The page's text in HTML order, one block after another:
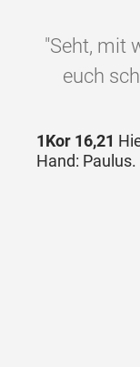
"Seht, mit
euch
1Kor 16,21
Hand: Paulus.